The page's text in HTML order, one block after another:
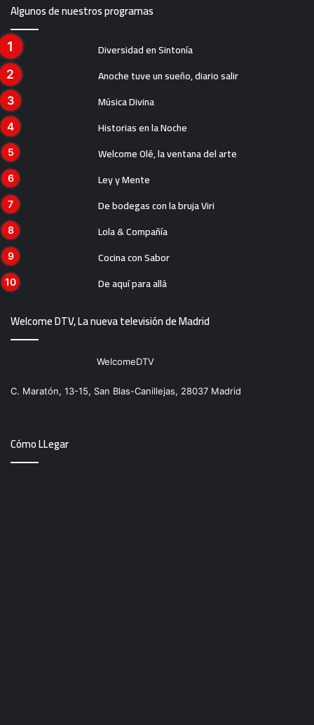
Algunos de nuestros programas
Diversidad en Sintonía
Anoche tuve un sueño, diario salir
Música Divina
Historias en la Noche
Welcome Olé, la ventana del arte
Ley y Mente
De bodegas con la bruja Viri
Lola & Compañía
Cocina con Sabor
De aquí para allá
Welcome DTV, La nueva televisión de Madrid
WelcomeDTV
C. Maratón, 13-15, San Blas-Canillejas, 28037 Madrid
Cómo LLegar